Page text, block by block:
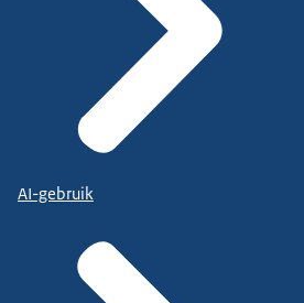
AI-gebruik